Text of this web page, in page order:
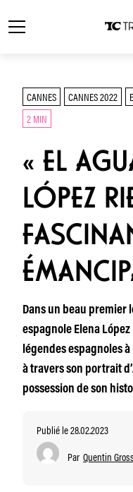
CANNES CANNES 2022
2 MIN
« EL
LÓPEZ
Dans un beau premier
espagnole Elena
légendes espagnoles
à travers son portrait
possession de son
Publié le 28.02.2023
Par Quentin